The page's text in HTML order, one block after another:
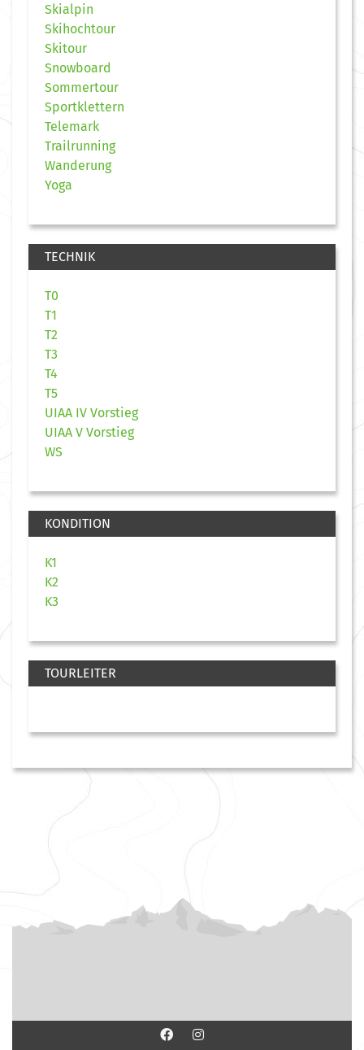
Skialpin
Skihochtour
Skitour
Snowboard
Sommertour
Sportklettern
Telemark
Trailrunning
Wanderung
Yoga
TECHNIK
T0
T1
T2
T3
T4
T5
UIAA IV Vorstieg
UIAA V Vorstieg
WS
KONDITION
K1
K2
K3
TOURLEITER